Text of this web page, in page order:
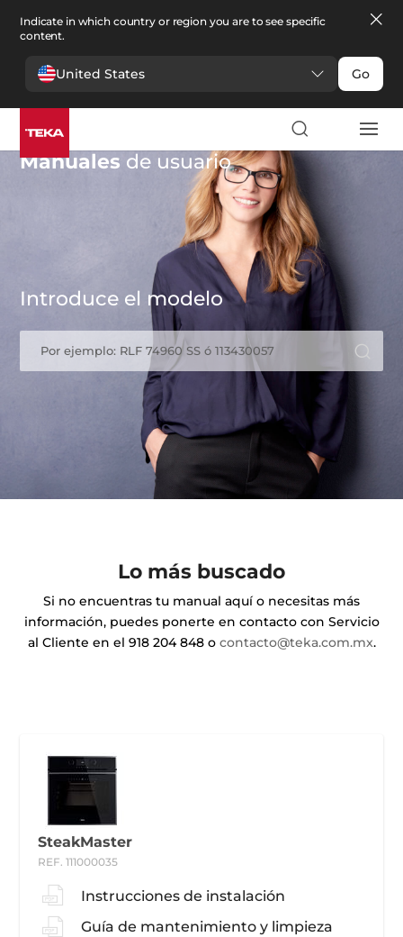
Indicate in which country or region you are to see specific
content.
United States Go
Manuales de usuario
Introduce el modelo
Por ejemplo: RLF 74960 SS ó 113430057
Lo más buscado
Si no encuentras tu manual aquí o necesitas más
información, puedes ponerte en contacto con Servicio
al Cliente en el 918 204 848 o contacto@teka.com.mx.
SteakMaster
REF. 111000035
Instrucciones de instalación
Guía de mantenimiento y limpieza